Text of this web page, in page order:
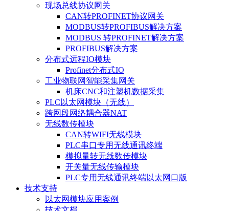
现场总线协议网关
CAN转PROFINET协议网关
MODBUS转PROFIBUS解决方案
MODBUS 转PROFINET解决方案
PROFIBUS解决方案
分布式远程IO模块
Profinet分布式IO
工业物联网智能采集网关
机床CNC和注塑机数据采集
PLC以太网模块（无线）
跨网段网络耦合器NAT
无线数传模块
CAN转WIFI无线模块
PLC串口专用无线通讯终端
模拟量转无线数传模块
开关量无线传输模块
PLC专用无线通讯终端以太网口版
技术支持
以太网模块应用案例